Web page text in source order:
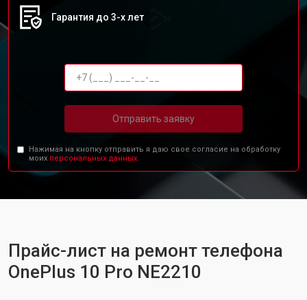
Гарантия до 3-х лет
Отправить заявку
Нажимая на кнопку отправить я даю свое согласие на обработку
моих персональных данных.
Прайс-лист на ремонт телефона
OnePlus 10 Pro NE2210